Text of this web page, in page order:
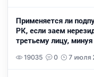
Применяется ли
РК, если заем
третьему лицу,
19035 0 7 июля